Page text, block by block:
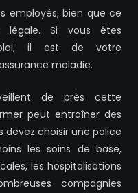
employés, bien que ce
Si vous êtes
il est de votre
maladie.
de près cette
peut entraîner des
devez choisir une police
les soins de base,
les hospitalisations
compagnies